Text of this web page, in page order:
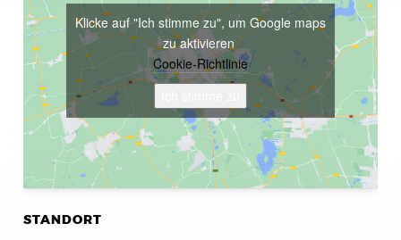
STANDORT
Klicke auf "Ich stimme zu", um Google maps
zu aktivieren
Cookie-Richtlinie